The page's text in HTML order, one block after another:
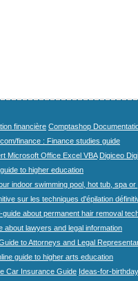
financière Comptashop
finance : Finance studies guide
Microsoft Office Excel VBA Digiceo
to higher education
indoor swimming pool, hot tub, spa
sur les techniques d'épilation
about permanent hair removal
about lawyers and legal information
to Attorneys and Legal
guide to higher arts education
Car Insurance Guide Ideas-for-